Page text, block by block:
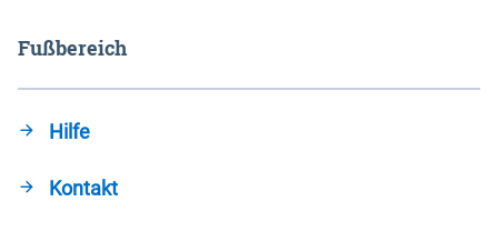
Fußbereich
Hilfe
Kontakt